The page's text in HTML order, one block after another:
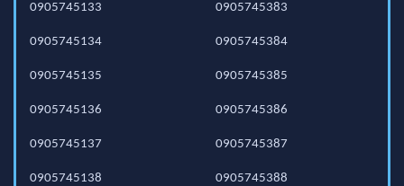
0905745133
0905745134
0905745135
0905745136
0905745137
0905745138
0905745383
0905745384
0905745385
0905745386
0905745387
0905745388